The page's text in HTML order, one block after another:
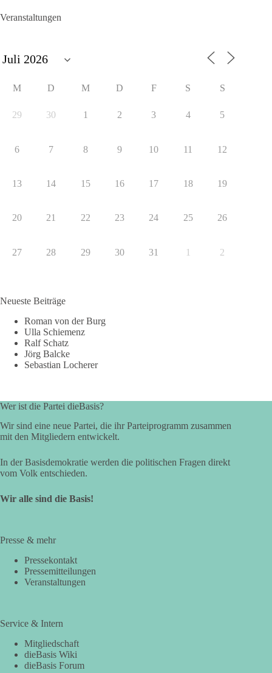
Veranstaltungen
M D M D F S S
29 30 1 2 3 4 5
6 7 8 9 10 11 12
13 14 15 16 17 18 19
20 21 22 23 24 25 26
27 28 29 30 31 1 2
Neueste Beiträge
Roman von der Burg
Ulla Schiemenz
Ralf Schatz
Jörg Balcke
Sebastian Locherer
Wer ist die Partei dieBasis?
Wir sind eine neue Partei, die ihr Parteiprogramm zusammen
mit den Mitgliedern entwickelt.
In der Basisdemokratie werden die politischen Fragen direkt
vom Volk entschieden.
Wir alle sind die Basis!
Presse & mehr
Pressekontakt
Pressemitteilungen
Veranstaltungen
Service & Intern
Mitgliedschaft
dieBasis Wiki
dieBasis Forum